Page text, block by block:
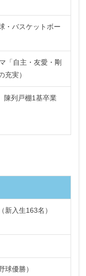
・バスケットボー
「自主・友愛・剛
充実）
陳列戸棚1基卒業
新入生163名）
球優勝）